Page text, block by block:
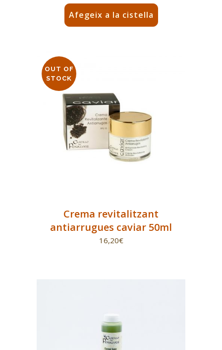
Afegeix a la cistella
Crema revitalitzant
antiarrugues caviar 50ml
16,20€
OUT OF
STOCK